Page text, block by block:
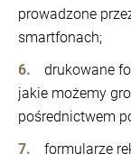
prowadzone
smartfonach;
drukowane
jakie możemy
pośrednictwem
formularze